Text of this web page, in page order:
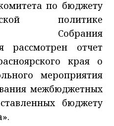
по бюджету
политике
Собрания
рассмотрен отчет
края о
мероприятия
межбюджетных
бюджету